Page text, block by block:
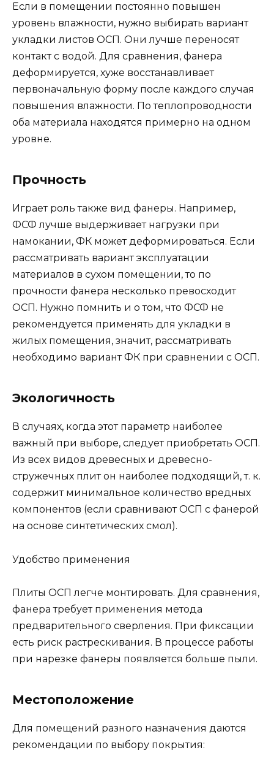
Если в помещении постоянно повышен
уровень влажности, нужно выбирать вариант
укладки листов ОСП. Они лучше переносят
контакт с водой. Для сравнения, фанера
деформируется, хуже восстанавливает
первоначальную форму после каждого случая
повышения влажности. По теплопроводности
оба материала находятся примерно на одном
уровне.
Прочность
Играет роль также вид фанеры. Например,
ФСФ лучше выдерживает нагрузки при
намокании, ФК может деформироваться. Если
рассматривать вариант эксплуатации
материалов в сухом помещении, то по
прочности фанера несколько превосходит
ОСП. Нужно помнить и о том, что ФСФ не
рекомендуется применять для укладки в
жилых помещения, значит, рассматривать
необходимо вариант ФК при сравнении с ОСП.
Экологичность
В случаях, когда этот параметр наиболее
важный при выборе, следует приобретать ОСП.
Из всех видов древесных и древесно-
стружечных плит он наиболее подходящий, т. к.
содержит минимальное количество вредных
компонентов (если сравнивают ОСП с фанерой
на основе синтетических смол).
Удобство применения
Плиты ОСП легче монтировать. Для сравнения,
фанера требует применения метода
предварительного сверления. При фиксации
есть риск растрескивания. В процессе работы
при нарезке фанеры появляется больше пыли.
Местоположение
Для помещений разного назначения даются
рекомендации по выбору покрытия: